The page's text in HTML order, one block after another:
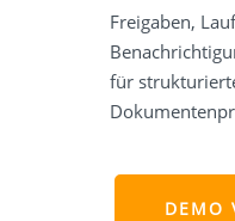
Freigaben,
für
DEMO